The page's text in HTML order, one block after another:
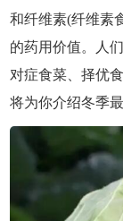
和纤维素(纤维素
的药用价值。人
对症食菜、择优
将为你介绍冬季